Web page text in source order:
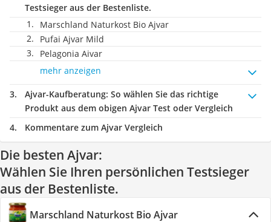
Testsieger aus der Bestenliste.
Marschland Naturkost Bio Ajvar
Pufai Ajvar Mild
Pelagonia Aivar
mehr anzeigen
Ajvar-Kaufberatung: So wählen Sie das richtige
Produkt aus dem obigen Ajvar Test oder Vergleich
Kommentare zum Ajvar Vergleich
Die besten Ajvar:
Wählen Sie Ihren persönlichen Testsieger
aus der Bestenliste.
Marschland Naturkost Bio Ajvar